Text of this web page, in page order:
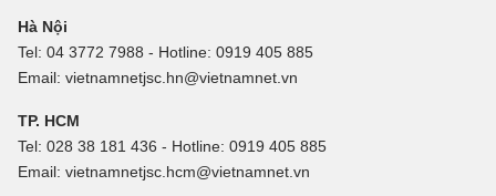
Hà Nội
Tel: 04 3772 7988 - Hotline: 0919 405 885
Email: vietnamnetjsc.hn@vietnamnet.vn
TP. HCM
Tel: 028 38 181 436 - Hotline: 0919 405 885
Email: vietnamnetjsc.hcm@vietnamnet.vn